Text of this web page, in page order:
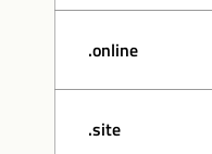
.online
.site